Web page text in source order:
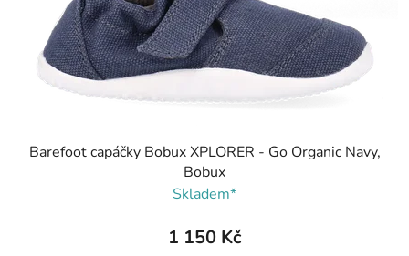
Barefoot capáčky Bobux XPLORER - Go Organic Navy,
Bobux
Skladem*
1 150 Kč